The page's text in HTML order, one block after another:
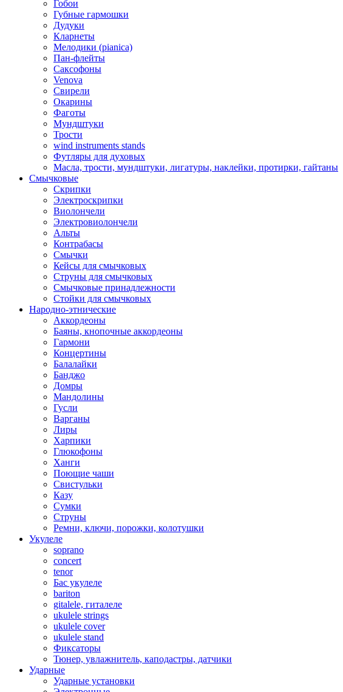
Гобои
Губные гармошки
Дудуки
Кларнеты
Мелодики (pianica)
Пан-флейты
Саксофоны
Venova
Свирели
Окарины
Фаготы
Мундштуки
Трости
wind instruments stands
Футляры для духовых
Масла, трости, мундштуки, лигатуры, наклейки, протирки, гайтаны
Смычковые
Скрипки
Электроскрипки
Виолончели
Электровиолончели
Альты
Контрабасы
Смычки
Кейсы для смычковых
Струны для смычковых
Смычковые принадлежности
Стойки для смычковых
Народно-этнические
Аккордеоны
Баяны, кнопочные аккордеоны
Гармони
Концертины
Балалайки
Банджо
Домры
Мандолины
Гусли
Варганы
Лиры
Харпики
Глюкофоны
Ханги
Поющие чаши
Свистульки
Казу
Сумки
Струны
Ремни, ключи, порожки, колотушки
Укулеле
soprano
concert
tenor
Бас укулеле
bariton
gitalele, гиталеле
ukulele strings
ukulele cover
ukulele stand
Фиксаторы
Тюнер, увлажнитель, каподастры, датчики
Ударные
Ударные установки